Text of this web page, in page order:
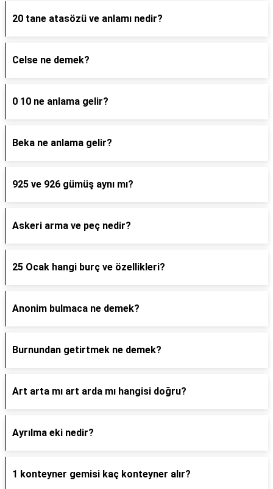
20 tane atasözü ve anlamı nedir?
Celse ne demek?
0 10 ne anlama gelir?
Beka ne anlama gelir?
925 ve 926 gümüş aynı mı?
Askeri arma ve peç nedir?
25 Ocak hangi burç ve özellikleri?
Anonim bulmaca ne demek?
Burnundan getirtmek ne demek?
Art arta mı art arda mı hangisi doğru?
Ayrılma eki nedir?
1 konteyner gemisi kaç konteyner alır?